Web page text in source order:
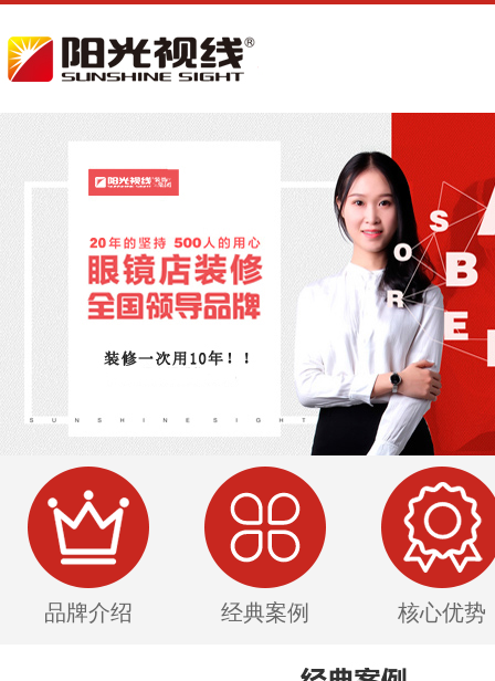
品牌介绍 经典案例 核心优势